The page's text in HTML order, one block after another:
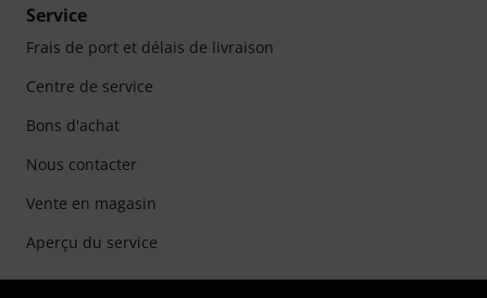
Service
Frais de port et délais de livraison
Centre de service
Bons d'achat
Nous contacter
Vente en magasin
Aperçu du service